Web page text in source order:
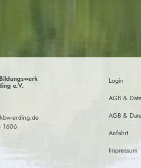
e.V.
erding.de
1606
Login
AGB &
AGB &
Anfahrt
Impressum